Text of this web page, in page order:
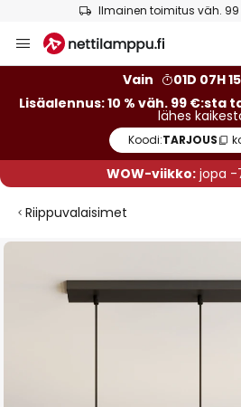
Ilmainen toimitus väh.
to
Vain
01D 07H
Lisäalennus: 10 % väh. 99 €:sta
lähes
Koodi:TARJOUS
WOW-viikko:jopa -
Riippuvalaisimet
Skip